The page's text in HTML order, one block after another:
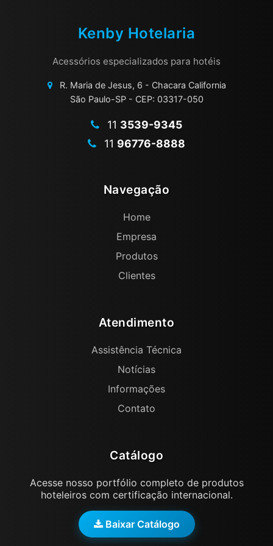
SECADOR PARA HOTEL
SUPORTE APARADOR DE MALAS HOTEL DOBRÁVEL
SUPORTE PARA FERRO DE PASSAR
SUPORTE PARA SECADOR DE CABELO ONDE COMPRAR
TABUA DE PASSAR ROUPA PARA HOTEL
TOALHEIRO CROMADO
Kenby Hotelaria
Acessórios especializados para hotéis
R. Maria de Jesus, 6 - Chacara California
São Paulo-SP - CEP: 03317-050
11 3539-9345
11 96776-8888
Navegação
Home
Empresa
Produtos
Clientes
Atendimento
Assistência Técnica
Notícias
Informações
Contato
Catálogo
Acesse nosso portfólio completo de produtos
hoteleiros com certificação internacional.
Baixar Catálogo